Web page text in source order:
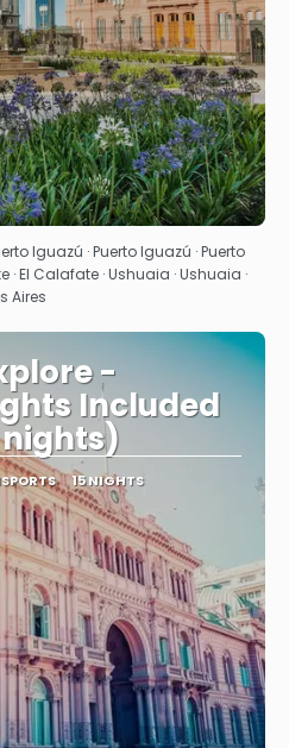
SeeIguazú · Puerto Iguazú · Puerto
El Calafate · Ushuaia · Ushuaia ·
Aires
-
Included
nights)
15 NIGHTS